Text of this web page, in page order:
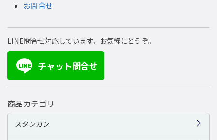
お問合せ
LINE問合せ対応しています。お気軽にどうぞ。
LINE チャット問合せ
商品カテゴリ
スタンガン